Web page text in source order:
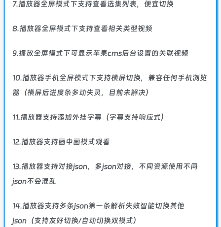
7.播放器全屏模式下支持查看选集列表，便宜切换
8.播放器全屏模式下支持查看相关类型视频
9.播放全屏模式下可显示苹果cms后台设置的关联视频
10.播放器手机全屏模式下支持横屏切换，兼容任何手机浏览
器（横屏后进度条多动失灵，目前未解决）
11.播放器支持添加外挂字幕（字幕支持响应式）
12.播放器支持画中画模式观看
13.播放器支持对接json，多json对接，不同资源使用不同
json不会混乱
14.播放器支持多条json第一条解析失败智能切换其他
json（支持友好切换/自动切换双模式）